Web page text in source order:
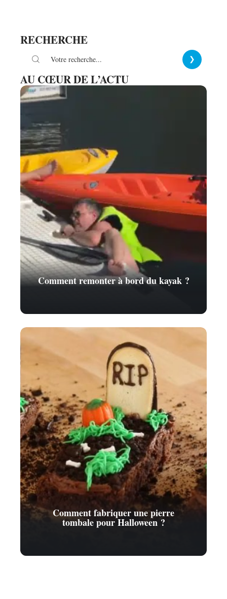
RECHERCHE
AU CŒUR DE L’ACTU
Comment remonter à bord du kayak ?
Comment fabriquer une pierre
tombale pour Halloween ?